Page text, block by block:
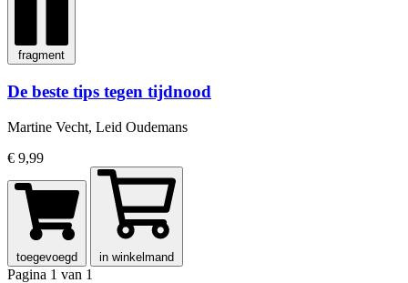
fragment
De beste tips tegen tijdnood
Martine Vecht, Leid Oudemans
€ 9,99
toegevoegd in winkelmand
Pagina 1 van 1